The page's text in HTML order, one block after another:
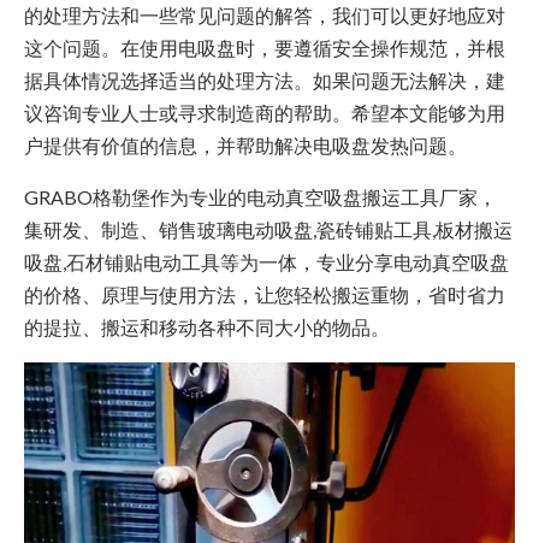
的处理方法和一些常见问题的解答，我们可以更好地应对
这个问题。在使用电吸盘时，要遵循安全操作规范，并根
据具体情况选择适当的处理方法。如果问题无法解决，建
议咨询专业人士或寻求制造商的帮助。希望本文能够为用
户提供有价值的信息，并帮助解决电吸盘发热问题。
GRABO格勒堡作为专业的电动真空吸盘搬运工具厂家，
集研发、制造、销售玻璃电动吸盘,瓷砖铺贴工具,板材搬运
吸盘,石材铺贴电动工具等为一体，专业分享电动真空吸盘
的价格、原理与使用方法，让您轻松搬运重物，省时省力
的提拉、搬运和移动各种不同大小的物品。